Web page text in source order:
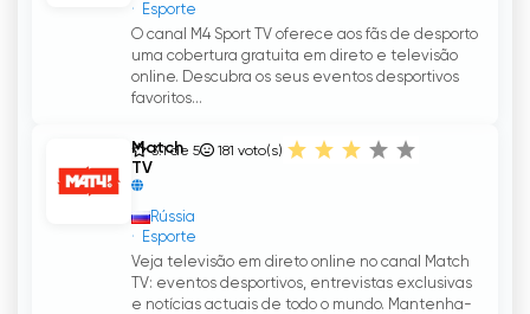
Esporte
O canal M4 Sport TV oferece aos fãs de desporto
uma cobertura gratuita em direto e televisão
online. Descubra os seus eventos desportivos
favoritos...
Match
TV
Rússia
Esporte
3.1 de 5 181 voto(s)
Veja televisão em direto online no canal Match
TV: eventos desportivos, entrevistas exclusivas
e notícias actuais de todo o mundo. Mantenha-